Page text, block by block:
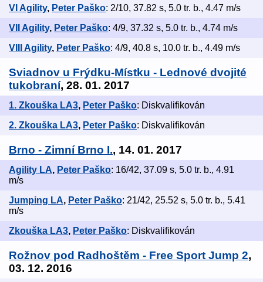
VI Agility, Peter Paško: 2/10, 37.82 s, 5.0 tr. b., 4.47 m/s
VII Agility, Peter Paško: 4/9, 37.32 s, 5.0 tr. b., 4.74 m/s
VIII Agility, Peter Paško: 4/9, 40.8 s, 10.0 tr. b., 4.49 m/s
Sviadnov u Frýdku-Místku - Lednové dvojité
tukobraní, 28. 01. 2017
1. Zkouška LA3, Peter Paško: Diskvalifikován
2. Zkouška LA3, Peter Paško: Diskvalifikován
Brno - Zimní Brno I., 14. 01. 2017
Agility LA, Peter Paško: 16/42, 37.09 s, 5.0 tr. b., 4.91
m/s
Jumping LA, Peter Paško: 21/42, 25.52 s, 5.0 tr. b., 5.41
m/s
Zkouška LA3, Peter Paško: Diskvalifikován
Rožnov pod Radhoštěm - Free Sport Jump 2,
03. 12. 2016